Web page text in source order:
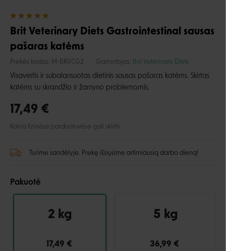
Brit Veterinary Diets Gastrointestinal sausas
pašaras katėms
Prekės kodas: M-BRVCG2 Gamintojas: Brit Veterinary Diets
Visavertis ir subalansuotas dietinis sausas pašaras katėms. Skirtas
katėms su skrandžio ir žarnyno problemomis.
17,49 €
Kaina fizinėse parduotuvėse gali skirtis.
Turime sandėlyje. Prekę išsiųsime artimiausią darbo dieną!
Pakuotė
2 kg
17,49 €
5 kg
36,99 €